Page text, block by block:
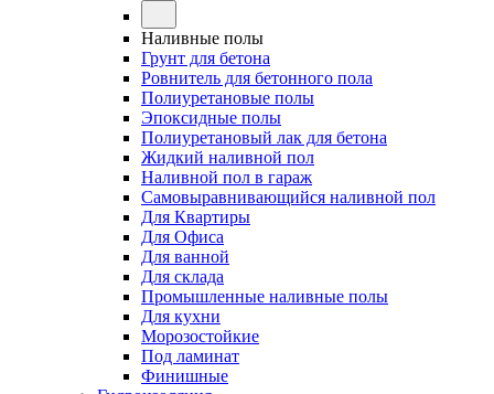
Наливные полы
Грунт для бетона
Ровнитель для бетонного пола
Полиуретановые полы
Эпоксидные полы
Полиуретановый лак для бетона
Жидкий наливной пол
Наливной пол в гараж
Самовыравнивающийся наливной пол
Для Квартиры
Для Офиса
Для ванной
Для склада
Промышленные наливные полы
Для кухни
Морозостойкие
Под ламинат
Финишные